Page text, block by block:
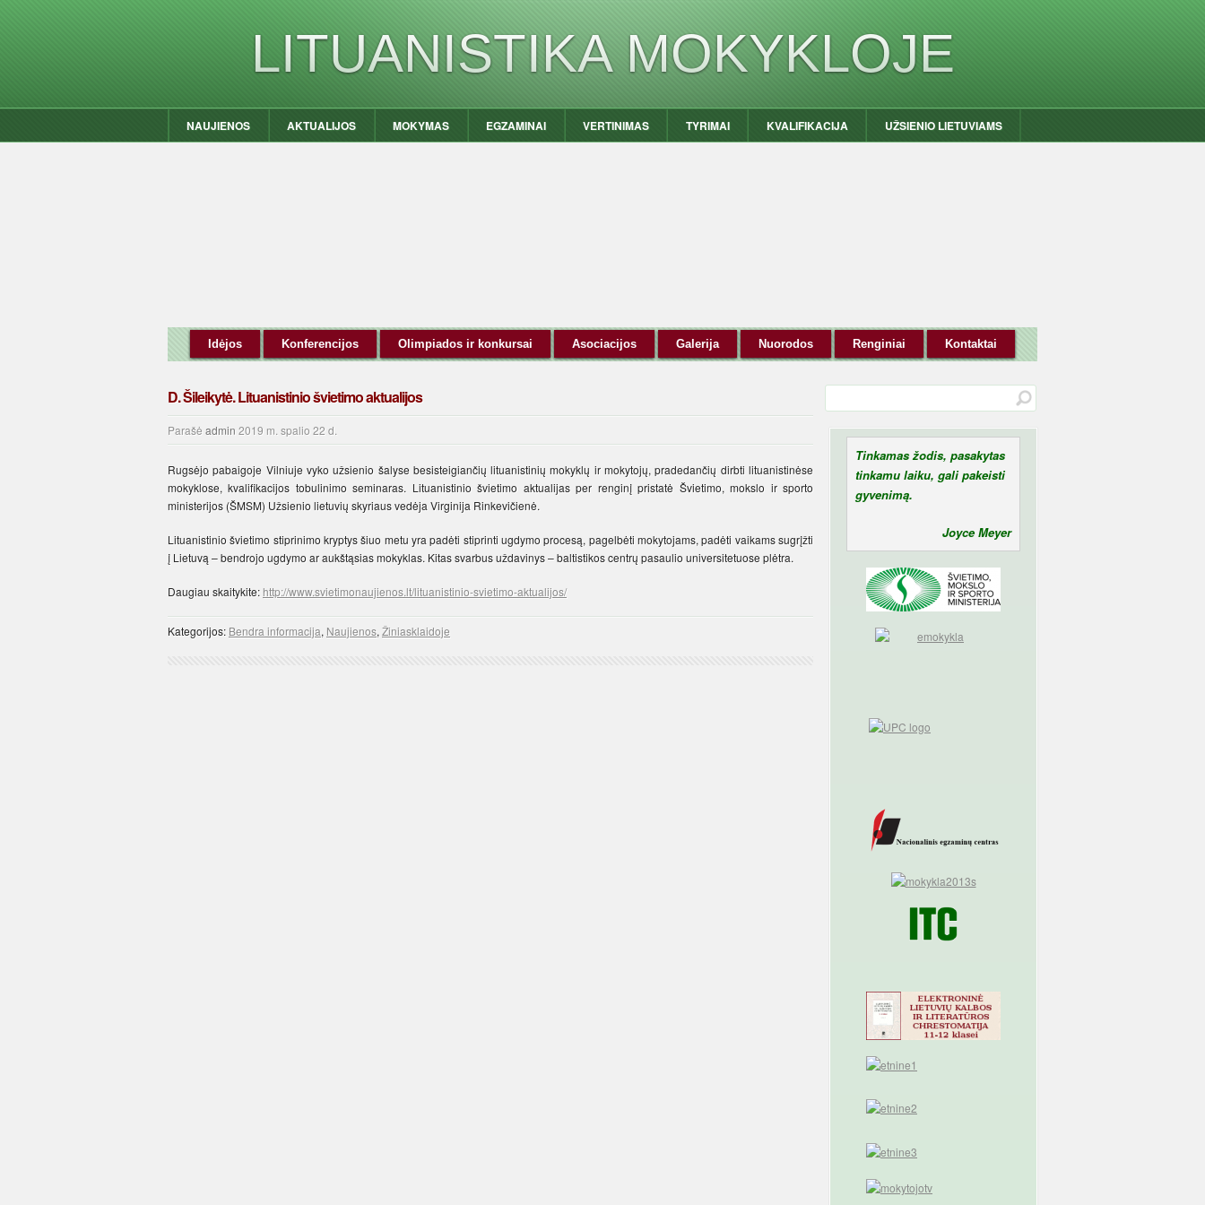
LITUANISTIKA MOKYKLOJE
NAUJIENOS AKTUALIJOS MOKYMAS EGZAMINAI VERTINIMAS TYRIMAI KVALIFIKACIJA UŽSIENIO LIETUVIAMS
Idėjos Konferencijos Olimpiados ir konkursai Asociacijos Galerija Nuorodos Renginiai Kontaktai
D. Šileikytė. Lituanistinio švietimo aktualijos
Parašė admin 2019 m. spalio 22 d.
Rugsėjo pabaigoje Vilniuje vyko užsienio šalyse besisteigiančių lituanistinių mokyklų ir mokytojų, pradedančių dirbti lituanistinėse
mokyklose, kvalifikacijos tobulinimo seminaras. Lituanistinio švietimo aktualijas per renginį pristatė Švietimo, mokslo ir sporto
ministerijos (ŠMSM) Užsienio lietuvių skyriaus vedėja Virginija Rinkevičienė.
Lituanistinio švietimo stiprinimo kryptys šiuo metu yra padėti stiprinti ugdymo procesą, pagelbėti mokytojams, padėti vaikams sugrįžti
į Lietuvą – bendrojo ugdymo ar aukštąsias mokyklas. Kitas svarbus uždavinys – baltistikos centrų pasaulio universitetuose plėtra.
Daugiau skaitykite: http://www.svietimonaujienos.lt/lituanistinio-svietimo-aktualijos/
Kategorijos: Bendra informacija, Naujienos, Žiniasklaidoje
Tinkamas žodis, pasakytas
tinkamu laiku, gali pakeisti
gyvenimą.
Joyce Meyer